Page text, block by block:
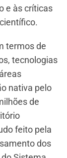
e às críticas
termos de
tecnologias
nativa pelo
de
feito pela
dos